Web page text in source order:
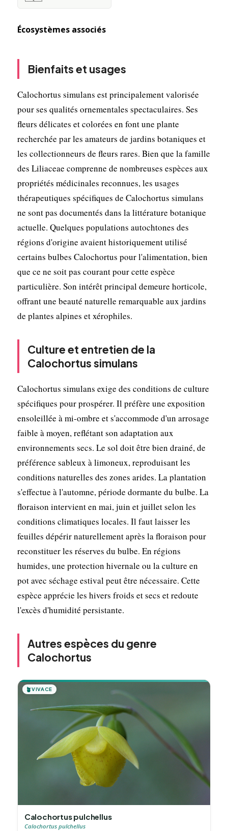
Écosystèmes associés
Bienfaits et usages
Calochortus simulans est principalement valorisée
pour ses qualités ornementales spectaculaires. Ses
fleurs délicates et colorées en font une plante
recherchée par les amateurs de jardins botaniques et
les collectionneurs de fleurs rares. Bien que la famille
des Liliaceae comprenne de nombreuses espèces aux
propriétés médicinales reconnues, les usages
thérapeutiques spécifiques de Calochortus simulans
ne sont pas documentés dans la littérature botanique
actuelle. Quelques populations autochtones des
régions d'origine avaient historiquement utilisé
certains bulbes Calochortus pour l'alimentation, bien
que ce ne soit pas courant pour cette espèce
particulière. Son intérêt principal demeure horticole,
offrant une beauté naturelle remarquable aux jardins
de plantes alpines et xérophiles.
Culture et entretien de la
Calochortus simulans
Calochortus simulans exige des conditions de culture
spécifiques pour prospérer. Il préfère une exposition
ensoleillée à mi-ombre et s'accommode d'un arrosage
faible à moyen, reflétant son adaptation aux
environnements secs. Le sol doit être bien drainé, de
préférence sableux à limoneux, reproduisant les
conditions naturelles des zones arides. La plantation
s'effectue à l'automne, période dormante du bulbe. La
floraison intervient en mai, juin et juillet selon les
conditions climatiques locales. Il faut laisser les
feuilles dépérir naturellement après la floraison pour
reconstituer les réserves du bulbe. En régions
humides, une protection hivernale ou la culture en
pot avec séchage estival peut être nécessaire. Cette
espèce apprécie les hivers froids et secs et redoute
l'excès d'humidité persistante.
Autres espèces du genre
Calochortus
🪴VIVACE
Calochortus pulchellus
Calochortus pulchellus